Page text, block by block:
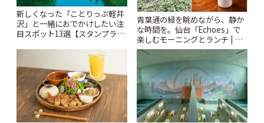
新しくなった「ことりっぷ軽井
沢」と一緒におでかけしたい注
目スポット13選【スタンプラリ
青葉通の緑を眺めながら、静か
な時間を。仙台「Echoes」で
楽しむモーニングとランチ | こ
とりっぷ